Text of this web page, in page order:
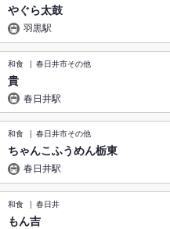
やぐら太鼓
羽黒駅
和食 春日井市その他
貴
春日井駅
和食 春日井市その他
ちゃんこふうめん栃東
春日井駅
和食 春日井
もん吉